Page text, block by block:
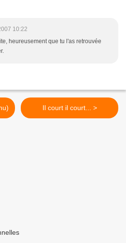
10:22
heureusement que tu l'as retrouvée
Il court il court... >